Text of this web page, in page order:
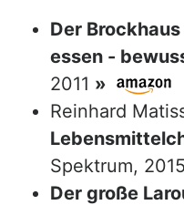
Der
essen -
2011 »
Reinhard
Spektrum, 2015
Der große